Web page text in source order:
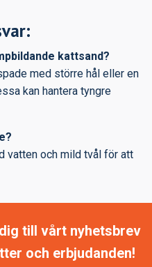
kattsand?
med större hål eller en
kan hantera tyngre
vatten och mild tvål för att
till vårt nyhetsbrev
och erbjudanden!